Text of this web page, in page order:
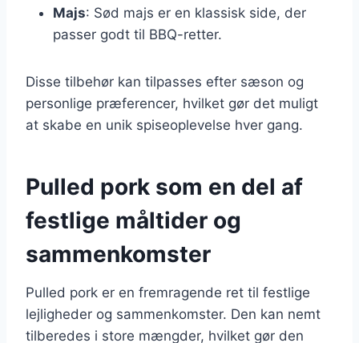
Majs: Sød majs er en klassisk side, der
passer godt til BBQ-retter.
Disse tilbehør kan tilpasses efter sæson og
personlige præferencer, hvilket gør det muligt
at skabe en unik spiseoplevelse hver gang.
Pulled pork som en del af
festlige måltider og
sammenkomster
Pulled pork er en fremragende ret til festlige
lejligheder og sammenkomster. Den kan nemt
tilberedes i store mængder, hvilket gør den